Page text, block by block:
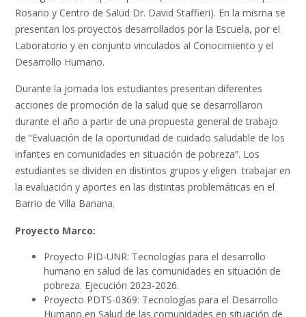
Rosario y Centro de Salud Dr. David Staffieri). En la misma se
presentan los proyectos desarrollados por la Escuela, por el
Laboratorio y en conjunto vinculados al Conocimiento y el
Desarrollo Humano.
Durante la jornada los estudiantes presentan diferentes
acciones de promoción de la salud que se desarrollaron
durante el año a partir de una propuesta general de trabajo
de “Evaluación de la oportunidad de cuidado saludable de los
infantes en comunidades en situación de pobreza”. Los
estudiantes se dividen en distintos grupos y eligen trabajar en
la evaluación y aportes en las distintas problemáticas en el
Barrio de Villa Banana.
Proyecto Marco:
Proyecto PID-UNR: Tecnologías para el desarrollo
humano en salud de las comunidades en situación de
pobreza. Ejecución 2023-2026.
Proyecto PDTS-0369: Tecnologías para el Desarrollo
Humano en Salud de las comunidades en situación de